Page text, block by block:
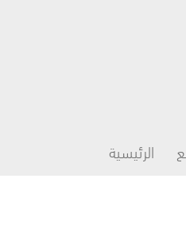
Main
الرئيسية